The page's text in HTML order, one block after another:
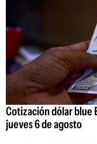
Cotización dólar blue
jueves 6 de agosto